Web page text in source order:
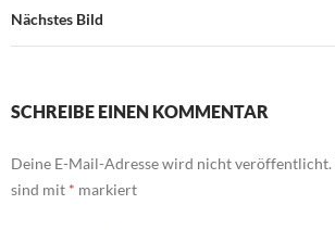
Nächstes Bild
SCHREIBE EINEN KOMMENTAR
Deine E-Mail-Adresse wird nicht veröffentlicht.
sind mit * markiert